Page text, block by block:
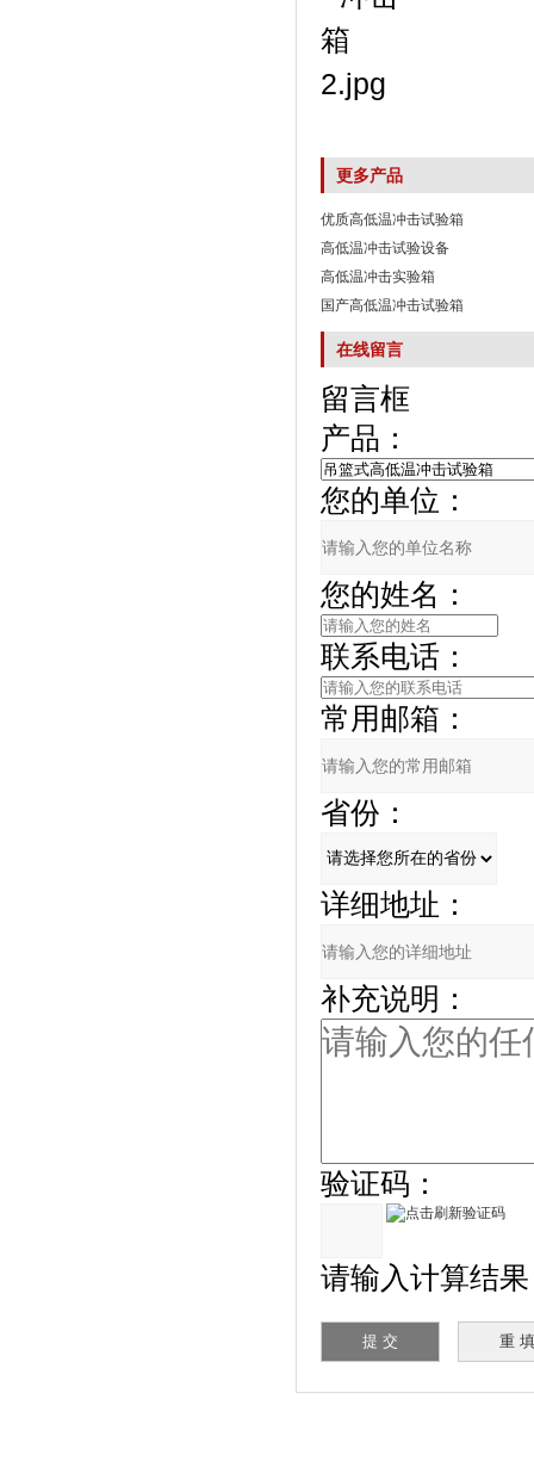
更多产品
优质高低温冲击试验箱
高低温冲击试验设备
高低温冲击实验箱
国产高低温冲击试验箱
在线留言
留言框
产品：
您的单位：
您的姓名：
联系电话：
常用邮箱：
省份：
详细地址：
补充说明：
验证码：
请输入计算结果